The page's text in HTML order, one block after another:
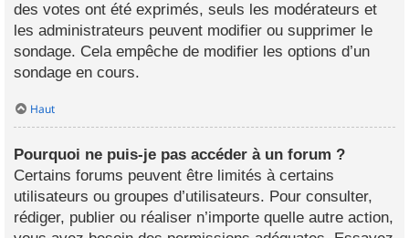
des votes ont été exprimés, seuls les modérateurs et
les administrateurs peuvent modifier ou supprimer le
sondage. Cela empêche de modifier les options d’un
sondage en cours.
Haut
Pourquoi ne puis-je pas accéder à un forum ?
Certains forums peuvent être limités à certains
utilisateurs ou groupes d’utilisateurs. Pour consulter,
rédiger, publier ou réaliser n’importe quelle autre action,